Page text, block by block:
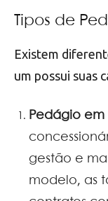
Tipos de
Existem
um possui suas
Pedágio em
gestão e
modelo, as